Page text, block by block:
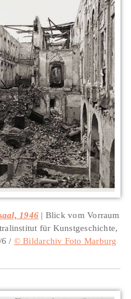
1946
Blick vom Vorraum
für Kunstgeschichte,
/ © Bildarchiv Foto Marburg